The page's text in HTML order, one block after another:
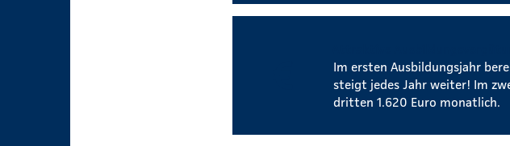
Im ersten Ausbildungsjahr
steigt jedes Jahr weiter! Im
dritten 1.620 Euro monatlich.